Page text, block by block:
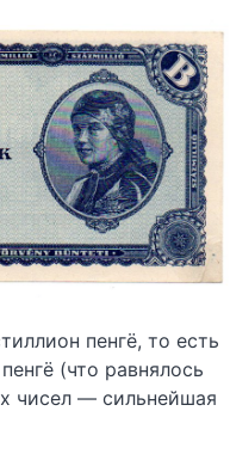
пенгё, то есть
(что равнялось
чисел — сильнейшая